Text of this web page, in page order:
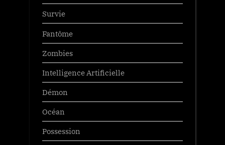
Survie
Fantôme
Zombies
Intelligence Artificielle
Démon
Océan
Possession